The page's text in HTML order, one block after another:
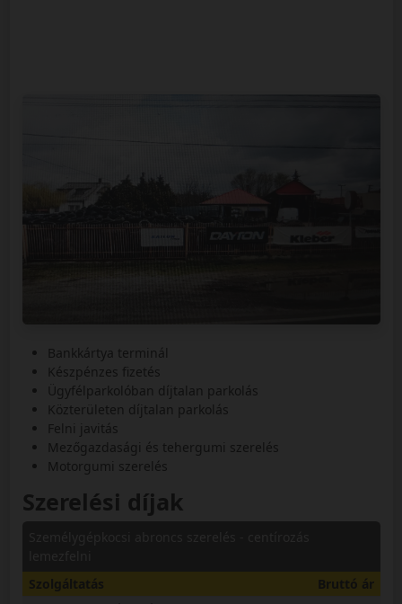
Bankkártya terminál
Készpénzes fizetés
Ügyfélparkolóban díjtalan parkolás
Közterületen díjtalan parkolás
Felni javitás
Mezőgazdasági és tehergumi szerelés
Motorgumi szerelés
Szerelési díjak
Szolgáltatás
Bruttó ár